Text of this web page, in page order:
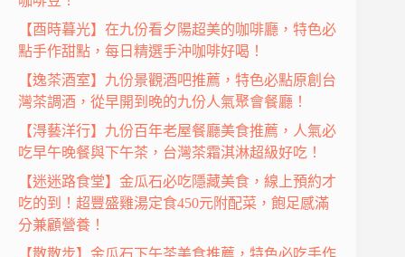
【酉時暮光】在九份看夕陽超美的咖啡廳，特色必
點手作甜點，每日精選手沖咖啡好喝！
【逸茶酒室】九份景觀酒吧推薦，特色必點原創台
灣茶調酒，從早開到晚的九份人氣聚會餐廳！
【淂藝洋行】九份百年老屋餐廳美食推薦，人氣必
吃早午晚餐與下午茶，台灣茶霜淇淋超級好吃！
【迷迷路食堂】金瓜石必吃隱藏美食，線上預約才
吃的到！超豐盛雞湯定食450元附配菜，飽足感滿
分兼顧營養！
【散散步】金瓜石下午茶美食推薦，特色必吃手作